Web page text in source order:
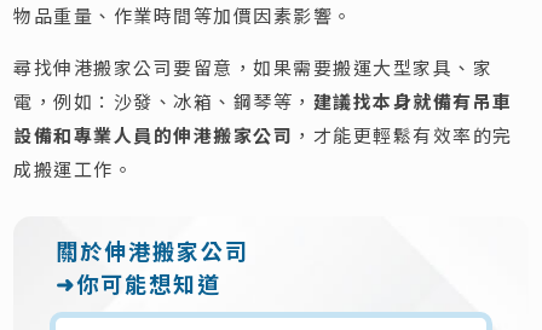
物品重量、作業時間等加價因素影響。
尋找伸港搬家公司要留意，如果需要搬運大型家具、家
電，例如：沙發、冰箱、鋼琴等， 建議找本身就備有吊車
設備和專業人員的伸港搬家公司 ，才能更輕鬆有效率的完
成搬運工作。
關於伸港搬家公司
➜你可能想知道